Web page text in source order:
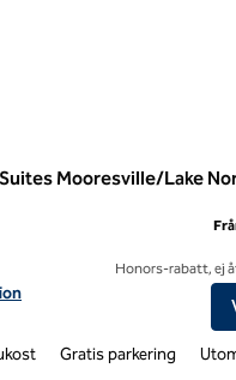
Suites Mooresville/Lake
Hampton Inn & Suites
Honors-rabatt, ej
Gratis parkering